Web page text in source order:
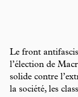
Le front
l’élection de
solide contre
la société, les